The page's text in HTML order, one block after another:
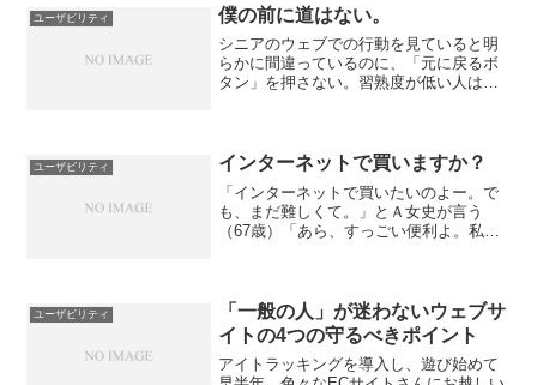
「オトナ」と定義するの...
ユーザビリティ 僕の前に道はない。
シニアのウェブでの行動を見ていると明
らかに間違っているのに、「元に戻るボ
タン」を押さない。習熟度が低い人は元
熟度がそれなりにある人で...
ユーザビリティ インターネットで買いますか？
「インターネットで買いたいのよー。で
も、まだ難しくて。」とＡ女史が言う
（67歳）「あら、すっごい便利よ。私は
年。当時、私も「イ...
ユーザビリティ
「一般の人」が迷わないウェブサ
イトの4つの守るべきポイント
アイトラッキングを導入し、遊び始めて